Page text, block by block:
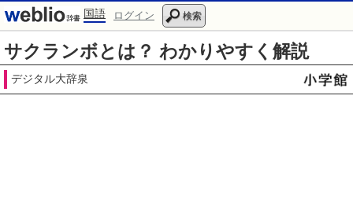
国語 ログイン 検索
サクランボとは？ わかりやすく解説
デジタル大辞泉